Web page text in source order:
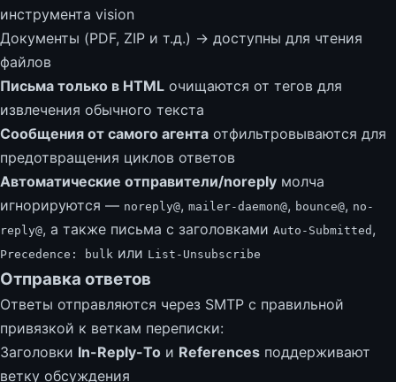
инструмента vision
Документы (PDF, ZIP и т.д.) → доступны для чтения
файлов
Письма только в HTML очищаются от тегов для
извлечения обычного текста
Сообщения от самого агента отфильтровываются для
предотвращения циклов ответов
Автоматические отправители/noreply молча
игнорируются — noreply@, mailer-daemon@, bounce@, no-
reply@, а также письма с заголовками Auto-Submitted ,
Precedence: bulk или List-Unsubscribe
Отправка ответов
Ответы отправляются через SMTP с правильной
привязкой к веткам переписки:
Заголовки In-Reply-To и References поддерживают
ветку обсуждения